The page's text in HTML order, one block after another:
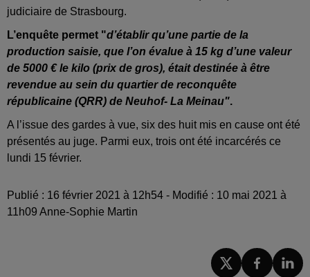
judiciaire de Strasbourg.
L’enquête permet "d’établir qu’une partie de la
production saisie, que l’on évalue à 15 kg d’une valeur
de 5000 € le kilo (prix de gros), était destinée à être
revendue au sein du quartier de reconquête
républicaine (QRR) de Neuhof- La Meinau".
A l’issue des gardes à vue, six des huit mis en cause ont été
présentés au juge. Parmi eux, trois ont été incarcérés ce
lundi 15 février.
Publié : 16 février 2021 à 12h54 - Modifié : 10 mai 2021 à
11h09 Anne-Sophie Martin